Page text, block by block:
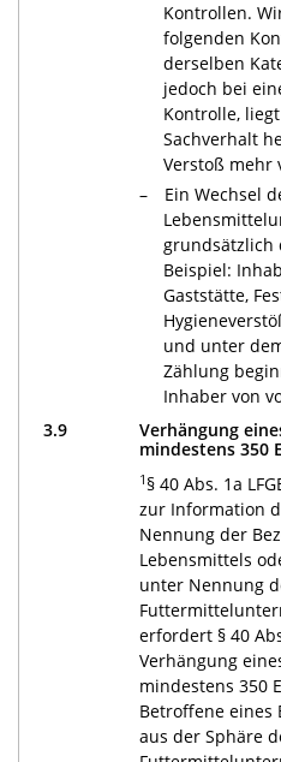
Kontrollen.
folgenden
derselben
jedoch bei
Kontrolle,
Sachverhalt
Verstoß mehr
Ein Wechsel
grundsätzlich
Beispiel:
Gaststätte,
und unter
Zählung
Inhaber von
3.9
Verhängung
mindestens 350
1 § 40 Abs. 1a
zur Information
Nennung der
Lebensmittels
unter Nennung
erfordert § 40
Verhängung
mindestens 350
Betroffene eines
aus der Sphäre